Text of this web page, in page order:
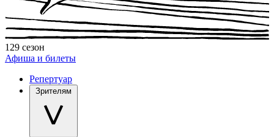
129 сезон
Афиша и билеты
Репертуар
Зрителям